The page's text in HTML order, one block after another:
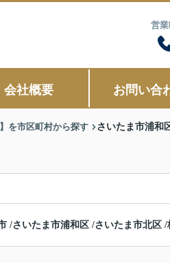
営
会社概要 お問い合
を市区町村から探す さいたま市浦和
/さいたま市浦和区 /さいたま市北区 /